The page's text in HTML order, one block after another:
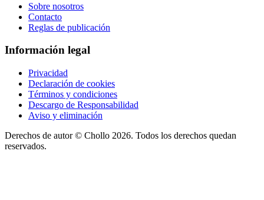
Sobre nosotros
Contacto
Reglas de publicación
Información legal
Privacidad
Declaración de cookies
Términos y condiciones
Descargo de Responsabilidad
Aviso y eliminación
Derechos de autor © Chollo 2026. Todos los derechos quedan
reservados.